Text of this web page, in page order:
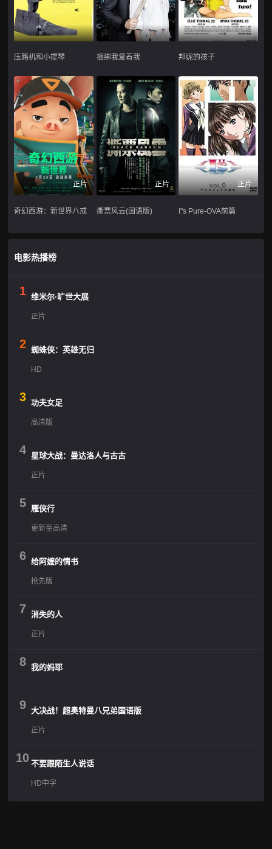
压路机和小提琴 捆绑我爱着我 邦妮的孩子
正片
奇幻西游：新世界八戒
正片
撕票风云(国语版)
正片
I''s Pure-OVA前篇
电影热播榜
1 维米尔·旷世大展
正片
2 蜘蛛侠：英雄无归
HD
3 功夫女足
高清版
4 星球大战：曼达洛人与古古
正片
5 雁侠行
更新至高清
6 给阿嬷的情书
抢先版
7 消失的人
正片
8 我的妈耶
9 大决战！超奥特曼八兄弟国语版
正片
10 不要跟陌生人说话
HD中字